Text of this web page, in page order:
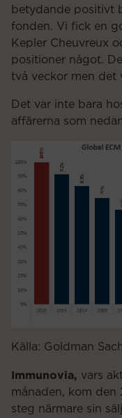
betydande positivt
fonden. Vi fick en
Kepler Cheuvreux
positioner något.
två veckor men det
Det var inte bara
affärerna som
Källa: Goldman
Immunovia, vars
månaden, kom
steg närmare sin